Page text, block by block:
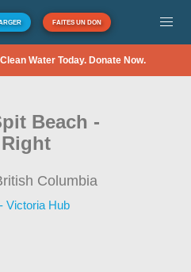
FAITES UN DON
Water Today. Donate Now.
Beach -
Columbia
Victoria Hub